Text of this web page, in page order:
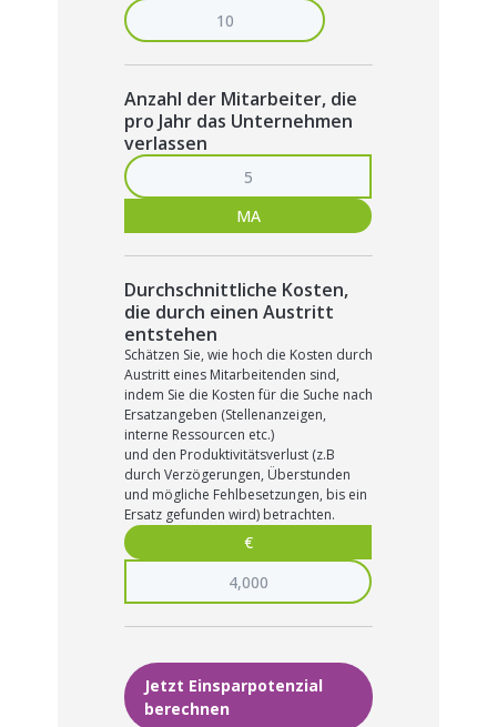
Anzahl der Mitarbeiter, die
pro Jahr das Unternehmen
verlassen
MA
Durchschnittliche Kosten,
die durch einen Austritt
entstehen
Schätzen Sie, wie hoch die Kosten durch
Austritt eines Mitarbeitenden sind,
indem Sie die Kosten für die Suche nach
Ersatzangeben (Stellenanzeigen,
interne Ressourcen etc.)
und den Produktivitätsverlust (z.B
durch Verzögerungen, Überstunden
und mögliche Fehlbesetzungen, bis ein
Ersatz gefunden wird) betrachten.
€